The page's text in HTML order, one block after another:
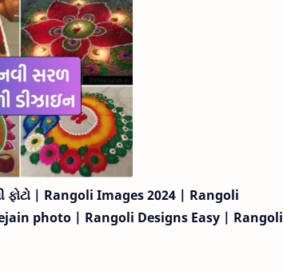
ફોટો | Rangoli Images 2024 | Rangoli
photo | Rangoli Designs Easy | Rangoli